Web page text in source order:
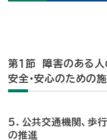
第１節 障害のある人
安全・安心のための
５．公共交通機関、歩
の推進